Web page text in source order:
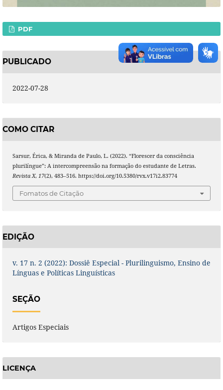
PDF
PUBLICADO
2022-07-28
COMO CITAR
Sarsur, Érica, & Miranda de Paulo, L. (2022). “Florescer da consciência
plurilíngue”: A intercompreensão na formação do estudante de Letras.
Revista X, 17(2), 483–516. https://doi.org/10.5380/rvx.v17i2.83774
Fomatos de Citação
EDIÇÃO
v. 17 n. 2 (2022): Dossiê Especial - Plurilinguismo, Ensino de
Línguas e Políticas Linguísticas
SEÇÃO
Artigos Especiais
LICENÇA